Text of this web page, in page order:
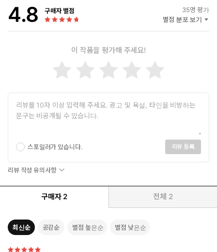
그러나 여기 믿기 어려울 정도로 자신에 관한 확신으로 가득 찬 사
인’으로 자처합니다. 그런데 놀랍게도 자신감이 넘칩니다. 한껏 부
서 자유롭습니다.
그가 이런 복된 자유를 누릴 수 있는 비결이 무엇입니까? 바울은, 그
가 이미 모든 평가와 판결을 받았기 때문이라고 말합니다. 예수 그
리스도께서 그를 대신해 법정에서 재판을 받으시고 죽음으로 모든
다. 이것이 비단 바울만의 이야기입니까? 우리의 재판도 이미 끝났
습니다. 바울과 같이 예수께서 하신 일을 근거로 우리 자신을 받아
습니다. “나를 심판하실 이는 [오직] 주시니라”(고전 4:4). 하나님이
들이라. 내가 너를 기뻐하노라”(막 1:11).
-“우리 시대 가장 주목할 목회자” 티모시 켈러가 고린도전서 3:21-
4:7을 본문으로 전한 한 편의 설교(최신간)
-인간의 본성-교만과 비교의식, 두려움 등-에 대한 깊은 통찰을 준
《팀 켈러의 인생 질문》, 《팀 켈러, 오늘을 사는 잠언》, 《팀 켈
러, 고통에 답하다》, 《팀 켈러, 하나님을 말하다》, 《팀 켈러의
내가 만든 신》, 《팀 켈러의 기도》, 《팀 켈러의 일과 영성》(이
4.8 구매자 별점 35명 평가
별점 분포 보기
이 작품을 평가해 주세요!
스포일러가 있습니다. 리뷰 등록
리뷰 작성 유의사항
구매자 2 전체 2
최신순 공감순 별점 높은순 별점 낮은순